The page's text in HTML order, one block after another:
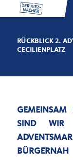
RÜCKBLICK 2.
CECILIENPLATZ
GEMEINSAM
SIND WIR